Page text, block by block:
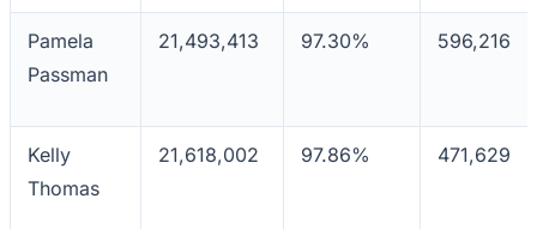
Pamela
Passman
21,493,413 97.30% 596,216
Kelly
Thomas
21,618,002 97.86% 471,629